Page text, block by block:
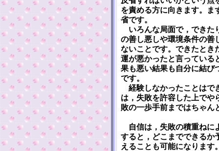
を責める方に向きます。ま
省です。
いろんな局面で，できた
の善し悪しや環境条件の善
ないことです。できたとき
運が悪かったと言っている
果も悪い結果も自分に結び
です。
経験しなかったことはで
は，失敗を許容した上でや
敗の一歩手前まではちゃん
自信は，失敗の積重ねに
すると，どこまでできるか
えることも可能になります